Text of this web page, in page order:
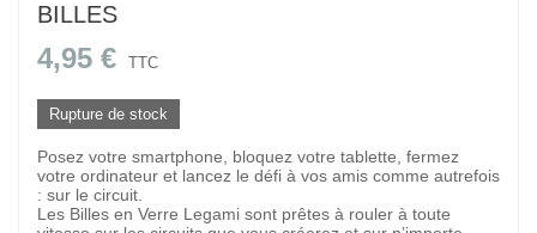
BILLES
4,95 € TTC
Rupture de stock
Posez votre smartphone, bloquez votre tablette, fermez
votre ordinateur et lancez le défi à vos amis comme autrefois
: sur le circuit.
Les Billes en Verre Legami sont prêtes à rouler à toute